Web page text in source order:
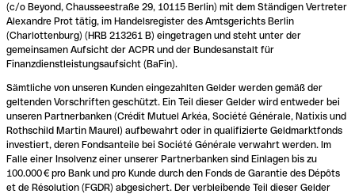
(c/o Beyond, Chausseestraße 29, 10115 Berlin) mit dem Ständigen Vertreter
Alexandre Prot tätig, im Handelsregister des Amtsgerichts Berlin
(Charlottenburg) (HRB 213261 B) eingetragen und steht unter der
gemeinsamen Aufsicht der ACPR und der Bundesanstalt für
Finanzdienstleistungsaufsicht (BaFin).
Sämtliche von unseren Kunden eingezahlten Gelder werden gemäß der
geltenden Vorschriften geschützt. Ein Teil dieser Gelder wird entweder bei
unseren Partnerbanken (Crédit Mutuel Arkéa, Société Générale, Natixis und
Rothschild Martin Maurel) aufbewahrt oder in qualifizierte Geldmarktfonds
investiert, deren Fondsanteile bei Société Générale verwahrt werden. Im
Falle einer Insolvenz einer unserer Partnerbanken sind Einlagen bis zu
100.000 € pro Bank und pro Kunde durch den Fonds de Garantie des Dépôts
et de Résolution (FGDR) abgesichert. Der verbleibende Teil dieser Gelder